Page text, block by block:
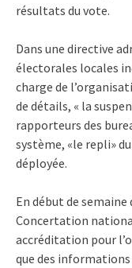
résultats du vote.
Dans une directive
électorales locales
charge de
de détails, « la
rapporteurs des
système, «le repli»
déployée.
En début de
Concertation
accréditation pour
que des